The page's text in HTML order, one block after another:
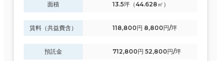
面積 13.5坪（44.628㎡）
賃料（共益費含） 118,800円 8,800円/坪
預託金 712,800円 52,800円/坪